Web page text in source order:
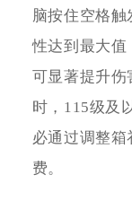
脑按住空格
性达到最大值
可显著提升伤
时，115级及
必通过调整
费。